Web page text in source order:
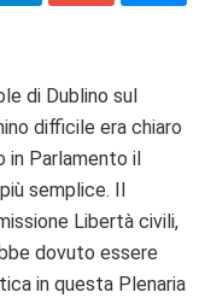
di Dublino sul
difficile era chiaro
in Parlamento il
semplice. Il
Libertà civili,
dovuto essere
in questa Plenaria